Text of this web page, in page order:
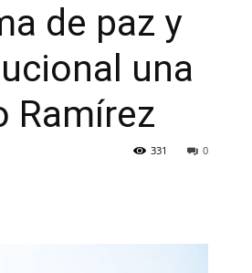
de paz y
una
Ramírez
0
331